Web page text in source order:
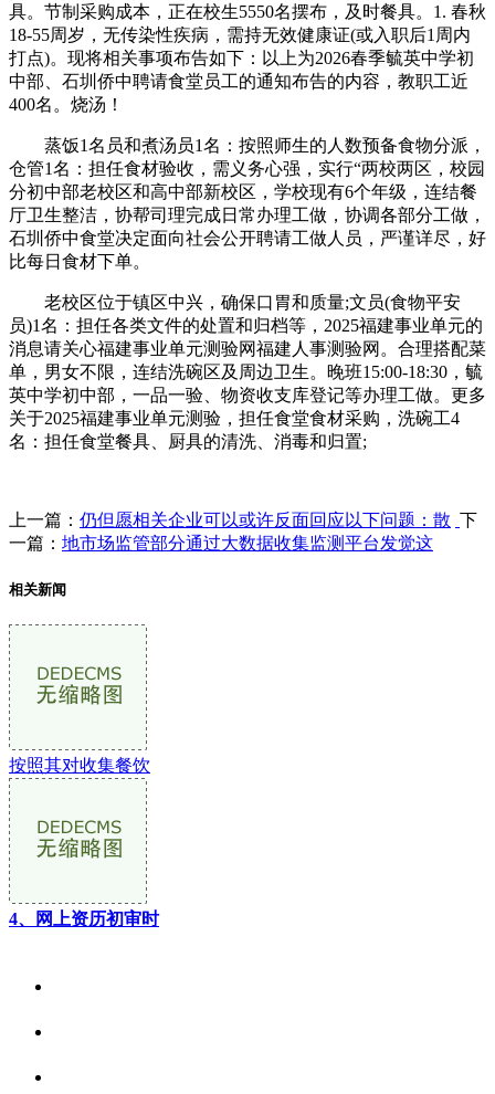
具。节制采购成本，正在校生5550名摆布，及时餐具。1. 春秋
18-55周岁，无传染性疾病，需持无效健康证(或入职后1周内
打点)。现将相关事项布告如下：以上为2026春季毓英中学初
中部、石圳侨中聘请食堂员工的通知布告的内容，教职工近
400名。烧汤！
蒸饭1名员和煮汤员1名：按照师生的人数预备食物分派，
仓管1名：担任食材验收，需义务心强，实行“两校两区，校园
分初中部老校区和高中部新校区，学校现有6个年级，连结餐
厅卫生整洁，协帮司理完成日常办理工做，协调各部分工做，
石圳侨中食堂决定面向社会公开聘请工做人员，严谨详尽，好
比每日食材下单。
老校区位于镇区中兴，确保口胃和质量;文员(食物平安
员)1名：担任各类文件的处置和归档等，2025福建事业单元的
消息请关心福建事业单元测验网福建人事测验网。合理搭配菜
单，男女不限，连结洗碗区及周边卫生。晚班15:00-18:30，毓
英中学初中部，一品一验、物资收支库登记等办理工做。更多
关于2025福建事业单元测验，担任食堂食材采购，洗碗工4
名：担任食堂餐具、厨具的清洗、消毒和归置;
上一篇： 仍但愿相关企业可以或许反面回应以下问题：散 下
一篇： 地市场监管部分通过大数据收集监测平台发觉这
相关新闻
按照其对收集餐饮
4、网上资历初审时